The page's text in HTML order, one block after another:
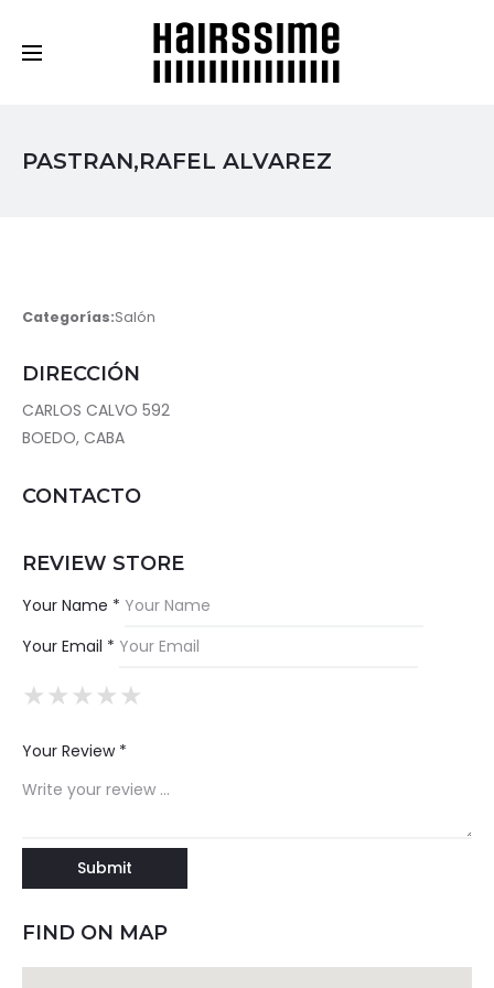
PASTRAN,RAFEL ALVAREZ
Categorías:Salón
DIRECCIÓN
CARLOS CALVO 592
BOEDO, CABA
CONTACTO
REVIEW STORE
Your Name *
Your Email *
★
★★
★★★
★★★★
★★★★★
Your Review *
FIND ON MAP